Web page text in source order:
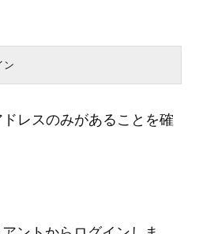
レスのみがあることを確